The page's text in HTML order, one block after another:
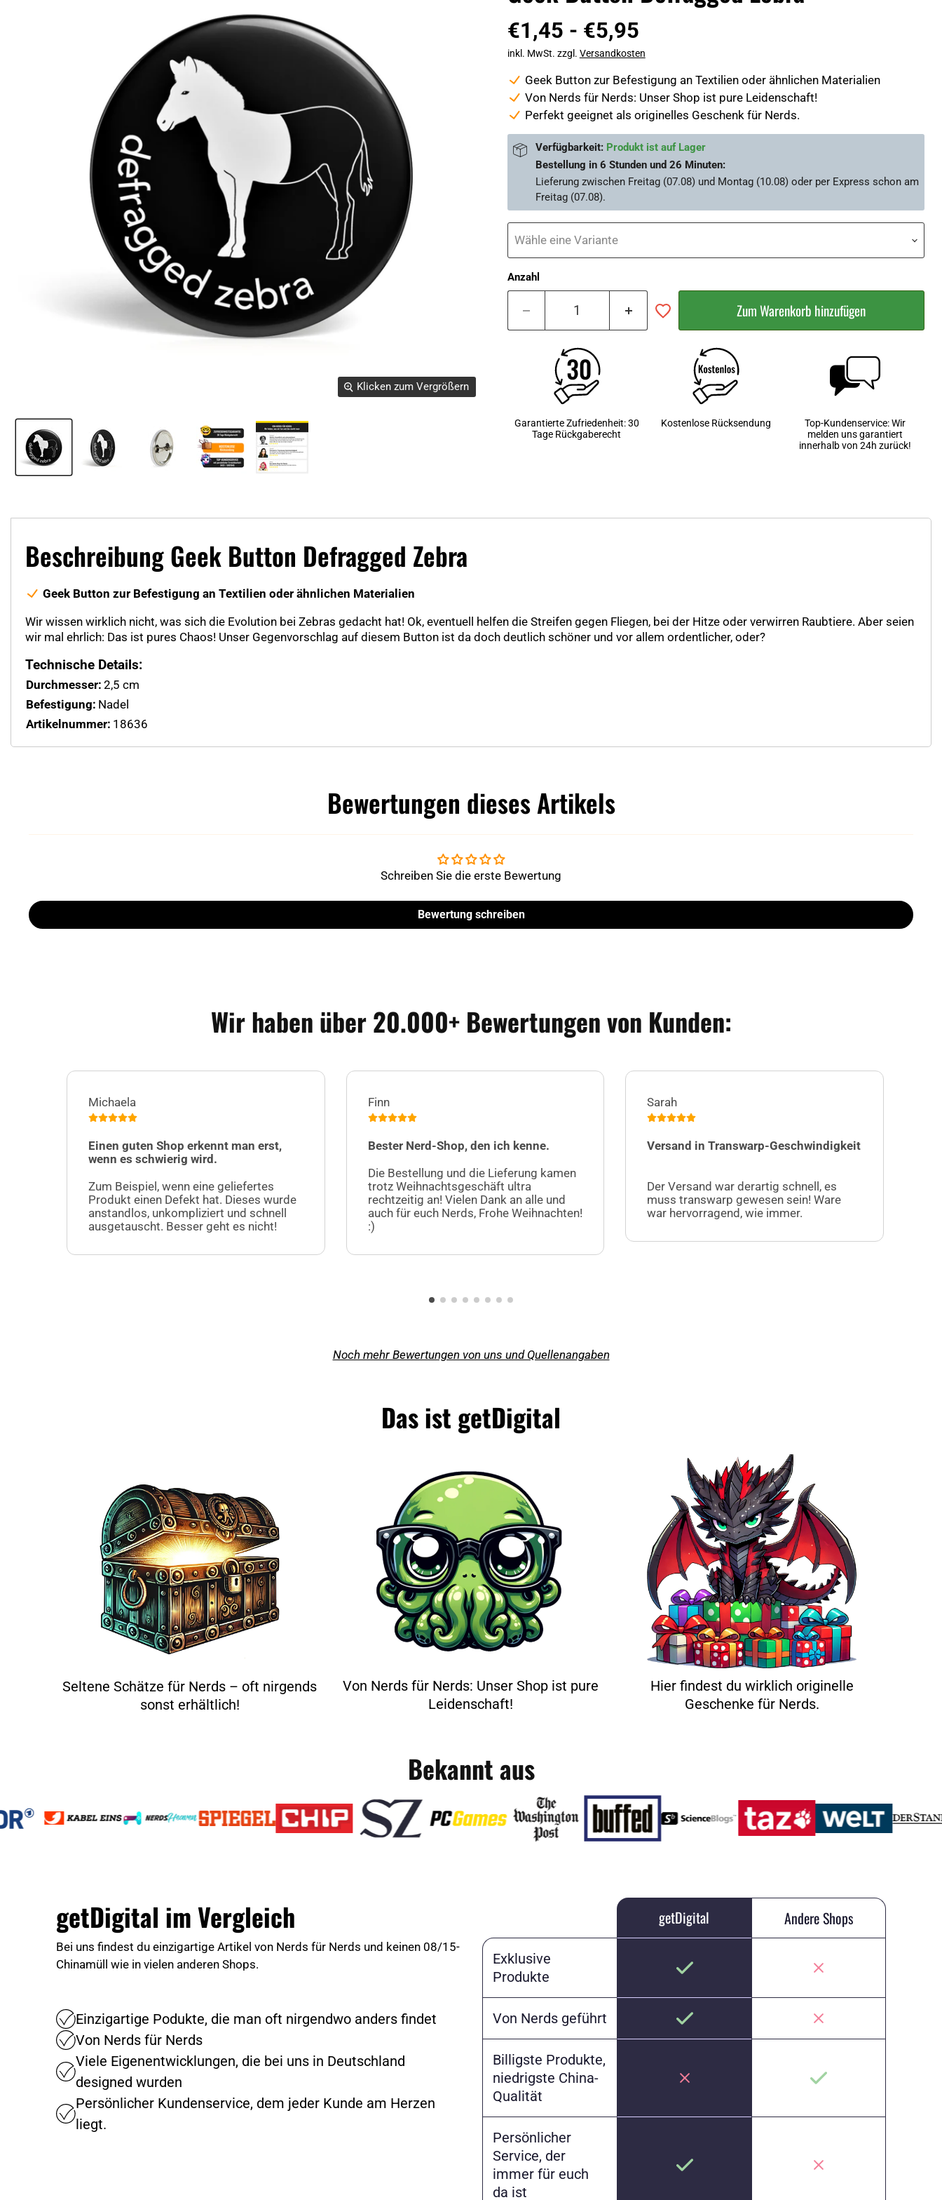
Klicken zum Vergrößern
€1,45 - €5,95
inkl. MwSt. zzgl. Versandkosten
Geek Button zur Befestigung an Textilien oder ähnlichen Materialien
Von Nerds für Nerds: Unser Shop ist pure Leidenschaft!
Perfekt geeignet als originelles Geschenk für Nerds.
Verfügbarkeit: Produkt ist auf Lager
Bestellung in 6 Stunden und 26 Minuten:
Lieferung zwischen Freitag (07.08) und Montag (10.08)oder per Express schon am
Freitag (07.08).
Wähle eine Variante
Anzahl
Zum Warenkorb hinzufügen
Garantierte Zufriedenheit: 30
Tage Rückgaberecht
Kostenlose Rücksendung
Top-Kundenservice: Wir
melden uns garantiert
innerhalb von 24h zurück!
Beschreibung Geek Button Defragged Zebra
Geek Button zur Befestigung an Textilien oder ähnlichen Materialien
Wir wissen wirklich nicht, was sich die Evolution bei Zebras gedacht hat! Ok, eventuell helfen die Streifen gegen Fliegen, bei der Hitze oder verwirren Raubtiere. Aber seien
wir mal ehrlich: Das ist pures Chaos! Unser Gegenvorschlag auf diesem Button ist da doch deutlich schöner und vor allem ordentlicher, oder?
Technische Details:
Durchmesser: 2,5 cm
Befestigung: Nadel
Artikelnummer: 18636
Bewertungen dieses Artikels
Schreiben Sie die erste Bewertung
Bewertung schreiben
Wir haben über 20.000+ Bewertungen von Kunden:
Michaela
Einen guten Shop erkennt man erst,
wenn es schwierig wird.
Zum Beispiel, wenn eine geliefertes
Produkt einen Defekt hat. Dieses wurde
anstandlos, unkompliziert und schnell
ausgetauscht. Besser geht es nicht!
Finn
Bester Nerd-Shop, den ich kenne.
Die Bestellung und die Lieferung kamen
trotz Weihnachtsgeschäft ultra
rechtzeitig an! Vielen Dank an alle und
auch für euch Nerds, Frohe Weihnachten!
:)
Sarah
Versand in Transwarp-Geschwindigkeit
Der Versand war derartig schnell, es
muss transwarp gewesen sein! Ware
war hervorragend, wie immer.
Noch mehr Bewertungen von uns und Quellenangaben
Das ist getDigital
Seltene Schätze für Nerds – oft nirgends
sonst erhältlich!
Von Nerds für Nerds: Unser Shop ist pure
Leidenschaft!
Hier findest du wirklich originelle
Geschenke für Nerds.
Bekannt aus
getDigital im Vergleich
Bei uns findest du einzigartige Artikel von Nerds für Nerds und keinen 08/15-
Chinamüll wie in vielen anderen Shops.
Einzigartige Podukte, die man oft nirgendwo anders findet
Von Nerds für Nerds
Viele Eigenentwicklungen, die bei uns in Deutschland
designed wurden
Persönlicher Kundenservice, dem jeder Kunde am Herzen
liegt.
getDigital Andere Shops
Exklusive
Produkte
Von Nerds geführt
Billigste Produkte,
niedrigste China-
Qualität
Persönlicher
Service, der
immer für euch
da ist